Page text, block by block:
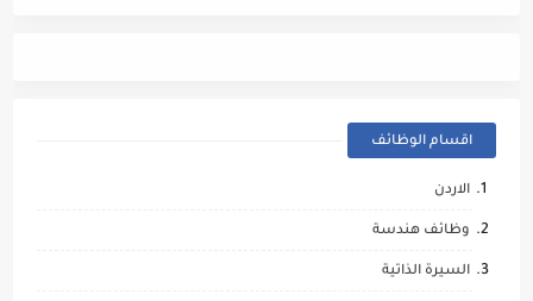
اقسام الوظائف
الاردن
وظائف هندسة
السيرة الذاتية